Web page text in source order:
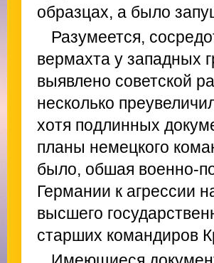
образцах, а было
Разумеется,
вермахта у западных
выявлено советской
несколько
хотя подлинных
планы немецкого
было, обшая военно-
Германии к агрессии
высшего
старших командиров